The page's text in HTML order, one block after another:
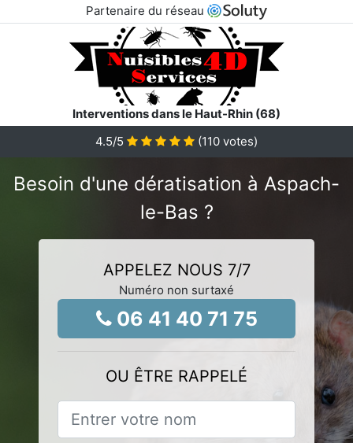
Partenaire du réseau
Interventions dans le Haut-Rhin (68)
4.5/5 (110 votes)
Besoin d'une dératisation à Aspach-
le-Bas ?
APPELEZ NOUS 7/7
Numéro non surtaxé
06 41 40 71 75
OU ÊTRE RAPPELÉ